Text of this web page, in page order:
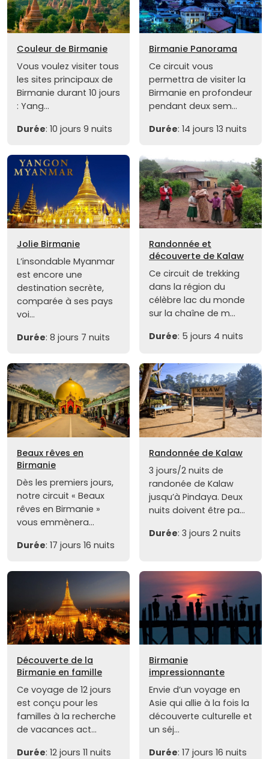
Couleur de Birmanie
Vous voulez visiter tous
les sites principaux de
Birmanie durant 10 jours
: Yang...
Durée: 10 jours 9 nuits
Birmanie Panorama
Ce circuit vous
permettra de visiter la
Birmanie en profondeur
pendant deux sem...
Durée: 14 jours 13 nuits
Jolie Birmanie
L’insondable Myanmar
est encore une
destination secrète,
comparée à ses pays
voi...
Durée: 8 jours 7 nuits
Randonnée et
découverte de Kalaw
Ce circuit de trekking
dans la région du
célèbre lac du monde
sur la chaîne de m...
Durée: 5 jours 4 nuits
Beaux rêves en
Birmanie
Dès les premiers jours,
notre circuit « Beaux
rêves en Birmanie »
vous emmènera...
Durée: 17 jours 16 nuits
Randonnée de Kalaw
3 jours/2 nuits de
randonée de Kalaw
jusqu’à Pindaya. Deux
nuits doivent être pa...
Durée: 3 jours 2 nuits
Découverte de la
Birmanie en famille
Ce voyage de 12 jours
est conçu pour les
familles à la recherche
de vacances act...
Durée: 12 jours 11 nuits
Birmanie
impressionnante
Envie d’un voyage en
Asie qui allie à la fois la
découverte culturelle et
un séj...
Durée: 17 jours 16 nuits